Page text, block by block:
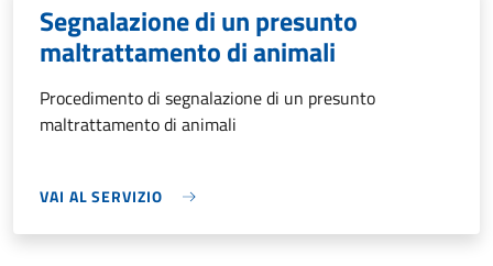
Segnalazione di un presunto
maltrattamento di animali
Procedimento di segnalazione di un presunto
maltrattamento di animali
VAI AL SERVIZIO